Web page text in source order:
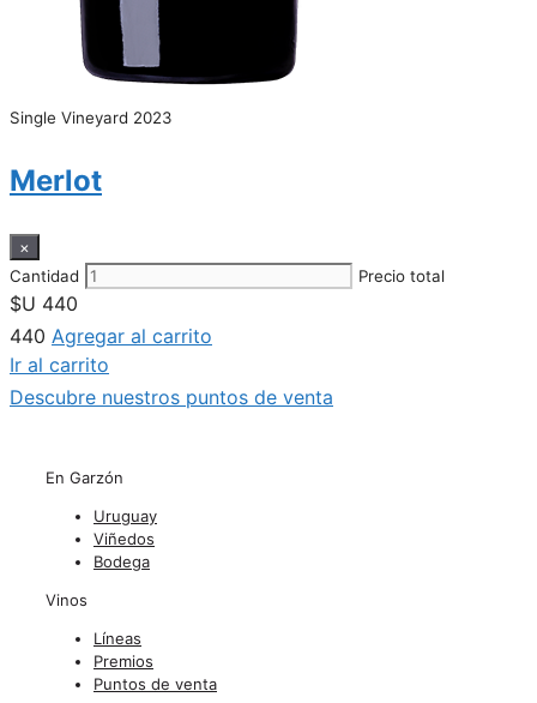
Single Vineyard 2023
Merlot
×
Cantidad
Precio total
$U 440
440 Agregar al carrito
Ir al carrito
Descubre nuestros puntos de venta
En Garzón
Uruguay
Viñedos
Bodega
Vinos
Líneas
Premios
Puntos de venta